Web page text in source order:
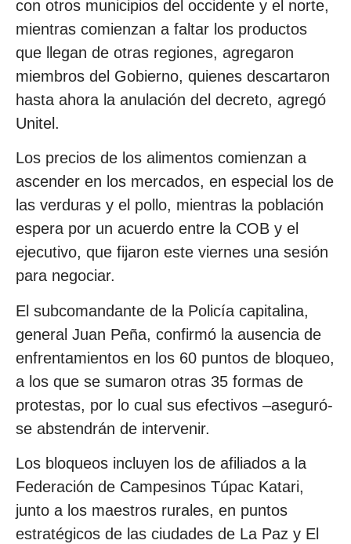
con otros municipios del occidente y el norte,
mientras comienzan a faltar los productos
que llegan de otras regiones, agregaron
miembros del Gobierno, quienes descartaron
hasta ahora la anulación del decreto, agregó
Unitel.
Los precios de los alimentos comienzan a
ascender en los mercados, en especial los de
las verduras y el pollo, mientras la población
espera por un acuerdo entre la COB y el
ejecutivo, que fijaron este viernes una sesión
para negociar.
El subcomandante de la Policía capitalina,
general Juan Peña, confirmó la ausencia de
enfrentamientos en los 60 puntos de bloqueo,
a los que se sumaron otras 35 formas de
protestas, por lo cual sus efectivos –aseguró-
se abstendrán de intervenir.
Los bloqueos incluyen los de afiliados a la
Federación de Campesinos Túpac Katari,
junto a los maestros rurales, en puntos
estratégicos de las ciudades de La Paz y El